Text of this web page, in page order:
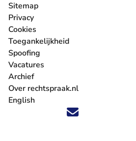
Volg ons op X (Twitter) - U verlaat
Volg ons op Facebook - U
Volg ons op Instagram - U
Volg ons op Youtube - U
Volg ons op LinkedIn
'Blijf op de hoogte'
Sitemap
Privacy
Cookies
Toegankelijkheid
Spoofing
Vacatures
- U verlaat Rechtspraak.nl
Archief
Over rechtspraak.nl
English